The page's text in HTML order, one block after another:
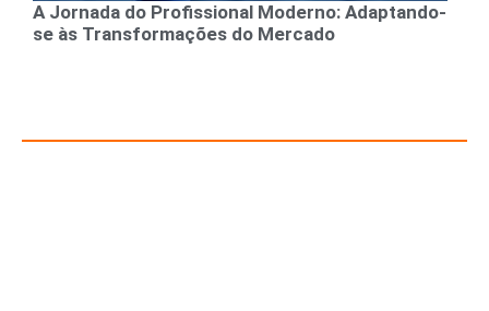
A Jornada do Profissional Moderno: Adaptando-
se às Transformações do Mercado